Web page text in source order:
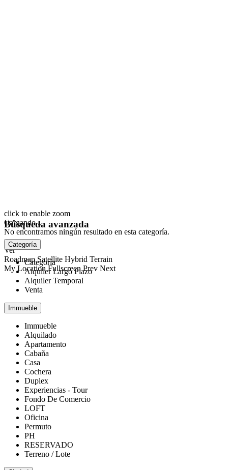
click to enable zoom
Cargando...
No encontramos ningún resultado en esta categoría.
open map
Ver
Roadmap Satellite Hybrid Terrain
My Location Fullscreen Prev Next
Búsqueda avanzada
Categoría
Categoría
Alquiler Largo Plazo
Alquiler Temporal
Venta
Immueble
Immueble
Alquilado
Apartamento
Cabaña
Casa
Cochera
Duplex
Experiencias - Tour
Fondo De Comercio
LOFT
Oficina
Permuto
PH
RESERVADO
Terreno / Lote